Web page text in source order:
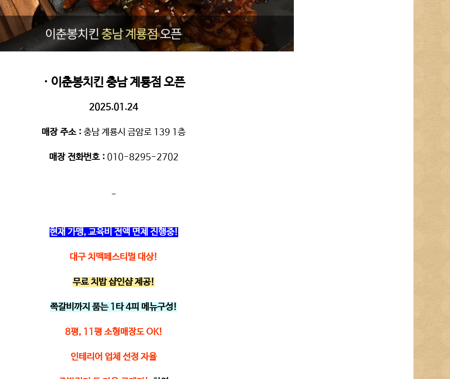
· 이춘봉치킨 충남 계룡점 오픈
2025.01.24
매장 주소 : 충남 계룡시 금암로 139 1층
매장 전화번호 : 010-8295-2702
-
현재 가맹, 교육비 전액 면제 진행중!
대구 치맥페스티벌 대상!
무료 치밥 샵인샵 제공!
쪽갈비까지 품는 1타 4피 메뉴구성!
8평, 11평 소형매장도 OK!
인테리어 업체 선정 자율